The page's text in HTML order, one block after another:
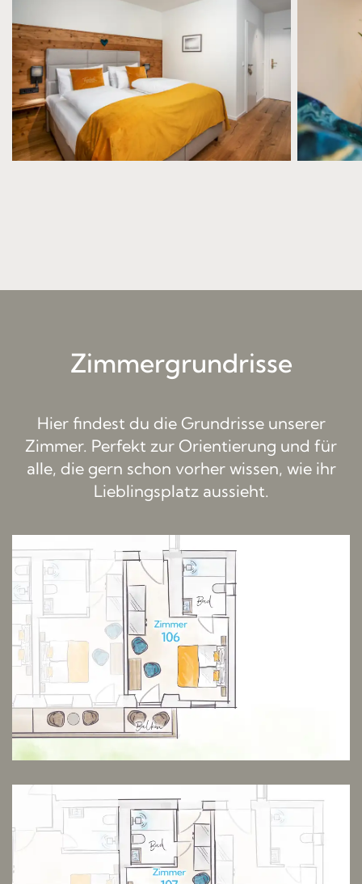
Zimmergrundrisse
Hier findest du die Grundrisse unserer
Zimmer. Perfekt zur Orientierung und für
alle, die gern schon vorher wissen, wie ihr
Lieblingsplatz aussieht.